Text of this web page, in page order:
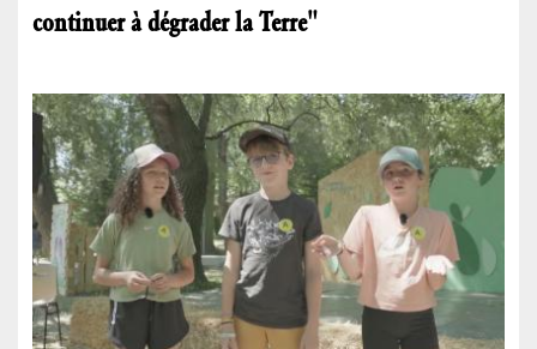
continuer à dégrader la Terre"